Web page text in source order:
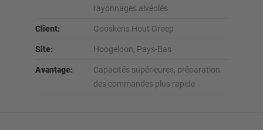
rayonnages alvéolés
Client: Gooskens Hout Groep
Site: Hoogeloon, Pays-Bas
Avantage:
Capacités supérieures, préparation
des commandes plus rapide